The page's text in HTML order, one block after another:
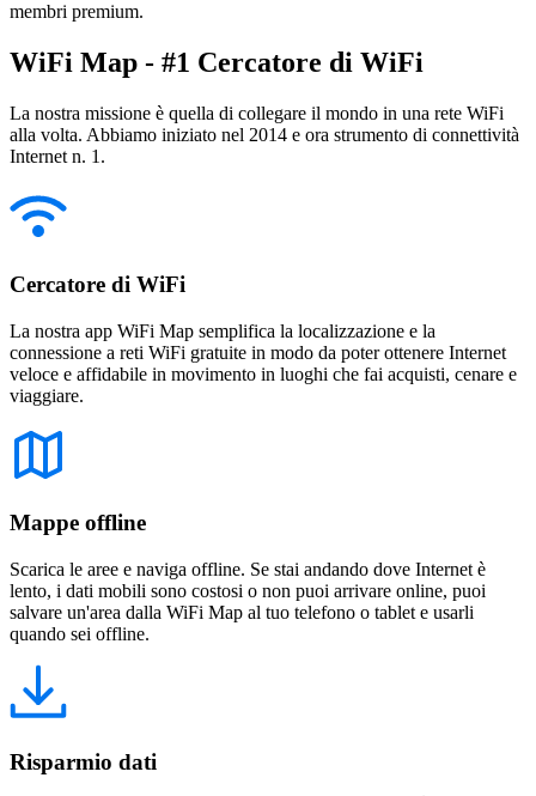
membri premium.
WiFi Map - #1 Cercatore di WiFi
La nostra missione è quella di collegare il mondo in una rete WiFi
alla volta. Abbiamo iniziato nel 2014 e ora strumento di connettività
Internet n. 1.
Cercatore di WiFi
La nostra app WiFi Map semplifica la localizzazione e la
connessione a reti WiFi gratuite in modo da poter ottenere Internet
veloce e affidabile in movimento in luoghi che fai acquisti, cenare e
viaggiare.
Mappe offline
Scarica le aree e naviga offline. Se stai andando dove Internet è
lento, i dati mobili sono costosi o non puoi arrivare online, puoi
salvare un'area dalla WiFi Map al tuo telefono o tablet e usarli
quando sei offline.
Risparmio dati